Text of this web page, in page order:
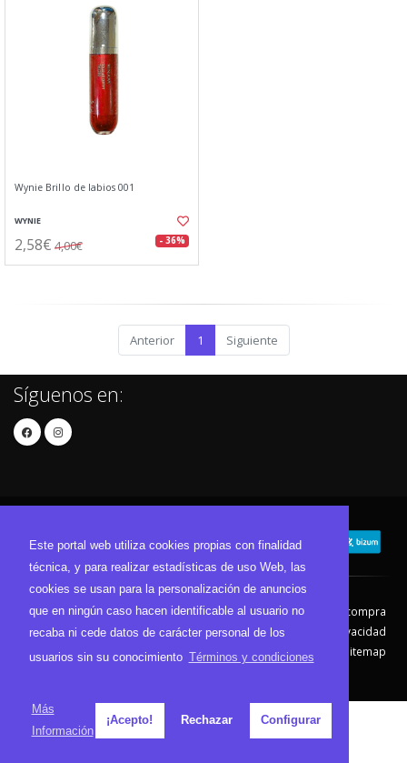
Este portal web utiliza cookies propias con finalidad
técnica, y para realizar estadísticas de uso Web, las
cookies se usan para la personalización de anuncios
que en ningún caso hacen identificable al usuario no
recaba ni cede datos de carácter personal de los
usuarios sin su conocimiento Términos y condiciones
Más
Información
¡Acepto! Rechazar Configurar
Wynie Brillo de labios 001
WYNIE
2,58€ 4,00€ - 36%
Anterior 1 Siguiente
Síguenos en:
Contacto Aviso Legal
Condiciones de compra
Política de envíos
Política de devolución
Política de Privacidad
Política de Cookies
Sitemap